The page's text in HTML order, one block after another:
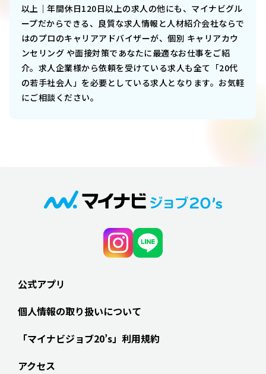
以上｜年間休日120日以上の求人の他にも、マイナビグル
ープだからできる、良質な求人情報と人材紹介会社ならで
はのプロのキャリアアドバイザーが、個別 キャリアカウ
ンセリング や面接対策であなたに最適なお仕事をご紹
介。求人企業様から依頼を受けている求人も全て「20代
の若手社会人」を必要としている求人となります。お気軽
にご相談ください。
公式アプリ
個人情報の取り扱いについて
「マイナビジョブ20’s」利用規約
アクセス